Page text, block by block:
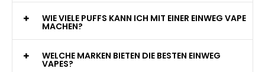
WIE VIELE PUFFS KANN ICH MIT EINER EINWEG VAPE
MACHEN?
WELCHE MARKEN BIETEN DIE BESTEN EINWEG
VAPES?